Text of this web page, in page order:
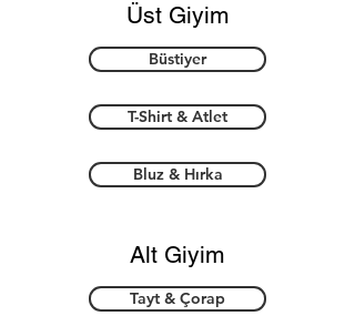
Üst Giyim
Büstiyer
T-Shirt & Atlet
Bluz & Hırka
Alt Giyim
Tayt & Çorap